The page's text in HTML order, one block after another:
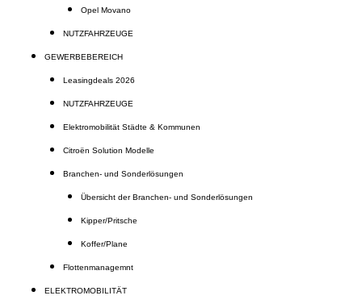
Opel Movano
NUTZFAHRZEUGE
GEWERBEBEREICH
Leasingdeals 2026
NUTZFAHRZEUGE
Elektromobilität Städte & Kommunen
Citroën Solution Modelle
Branchen- und Sonderlösungen
Übersicht der Branchen- und Sonderlösungen
Kipper/Pritsche
Koffer/Plane
Flottenmanagemnt
ELEKTROMOBILITÄT